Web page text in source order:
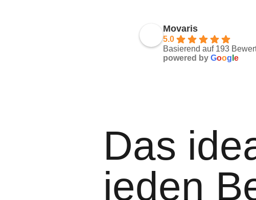
Movaris
5.0
Basierend auf 193
powered by Goog e
Das
jeden